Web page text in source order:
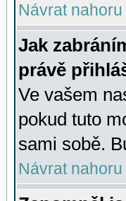
Návrat nahoru
Jak
právě
Ve vašem
pokud tuto
sami sobě.
Návrat nahoru